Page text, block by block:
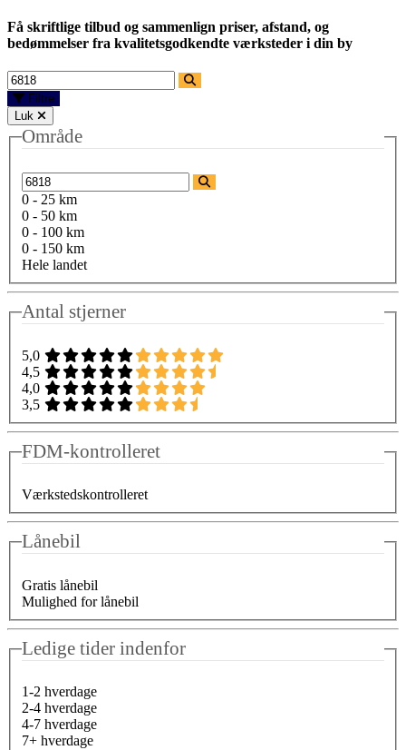
Få skriftlige tilbud og sammenlign priser, afstand, og
bedømmelser fra kvalitetsgodkendte værksteder i din by
Filtre
Luk
Område
0 - 25 km
0 - 50 km
0 - 100 km
0 - 150 km
Hele landet
Antal stjerner
5,0
4,5
4,0
3,5
FDM-kontrolleret
Værkstedskontrolleret
Lånebil
Gratis lånebil
Mulighed for lånebil
Ledige tider indenfor
1-2 hverdage
2-4 hverdage
4-7 hverdage
7+ hverdage